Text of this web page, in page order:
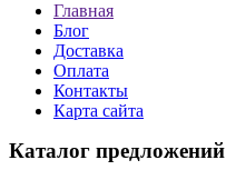
Главная
Блог
Доставка
Оплата
Контакты
Карта сайта
Каталог предложений